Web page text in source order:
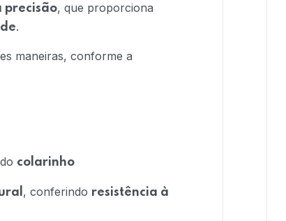
precisão, que proporciona
.
maneiras, conforme a
colarinho
, conferindo resistência à